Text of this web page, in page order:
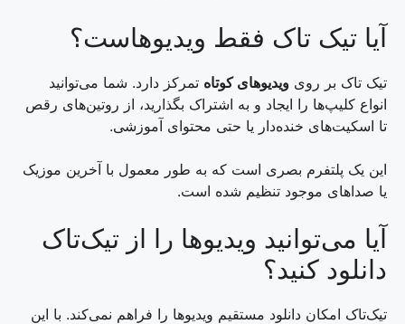
آیا تیک تاک فقط ویدیوهاست؟
تیک تاک بر روی ویدیوهای کوتاه تمرکز دارد. شما می‌توانید
انواع کلیپ‌ها را ایجاد و به اشتراک بگذارید، از روتین‌های رقص
تا اسکیت‌های خنده‌دار یا حتی محتوای آموزشی.
این یک پلتفرم بصری است که به طور معمول با آخرین موزیک
یا صداهای موجود تنظیم شده است.
آیا می‌توانید ویدیوها را از تیک‌تاک
دانلود کنید؟
تیک‌تاک امکان دانلود مستقیم ویدیوها را فراهم نمی‌کند. با این